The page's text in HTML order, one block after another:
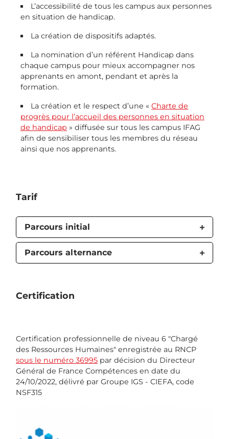
L’accessibilité de tous les campus aux personnes
en situation de handicap.
La création de dispositifs adaptés.
La nomination d’un référent Handicap dans
chaque campus pour mieux accompagner nos
apprenants en amont, pendant et après la
formation.
La création et le respect d’une «Charte de
progrès pour l’accueil des personnes en situation
de handicap » diffusée sur tous les campus IFAG
afin de sensibiliser tous les membres du réseau
ainsi que nos apprenants.
Tarif
Parcours initial
Parcours alternance
Certification
Certification professionnelle de niveau 6 "Chargé
des Ressources Humaines" enregistrée au RNCP
sous le numéro 36995 par décision du Directeur
Général de France Compétences en date du
24/10/2022, délivré par Groupe IGS - CIEFA, code
NSF315